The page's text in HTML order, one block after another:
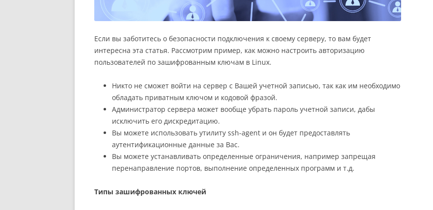
Если вы заботитесь о безопасности подключения к своему серверу, то вам будет
интересна эта статья. Рассмотрим пример, как можно настроить авторизацию
пользователей по зашифрованным ключам в Linux.
Никто не сможет войти на сервер с Вашей учетной записью, так как им необходимо
обладать приватным ключом и кодовой фразой.
Администратор сервера может вообще убрать пароль учетной записи, дабы
исключить его дискредитацию.
Вы можете использовать утилиту ssh-agent и он будет предоставлять
аутентификационные данные за Вас.
Вы можете устанавливать определенные ограничения, например запрещая
перенаправление портов, выполнение определенных программ и т.д.
Типы зашифрованных ключей